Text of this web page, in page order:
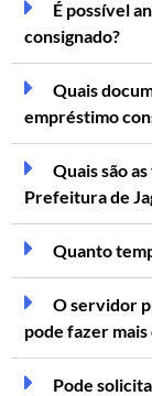
É possível
consignado?
Quais
empréstimo
Quais são
Prefeitura de
Quanto
O servidor
pode fazer mais
Pode